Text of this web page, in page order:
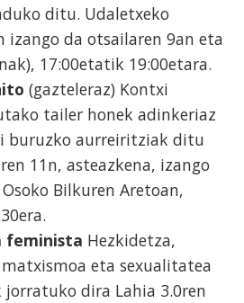
ditu. Udaletxeko
izango da otsailaren 9an eta
17:00etatik 19:00etara.
(gazteleraz) Kontxi
tailer honek adinkeriaz
buruzko aurreiritziak ditu
11n, asteazkena, izango
Bilkuren Aretoan,
feminista Hezkidetza,
eta sexualitatea
jorratuko dira Lahia 3.0ren